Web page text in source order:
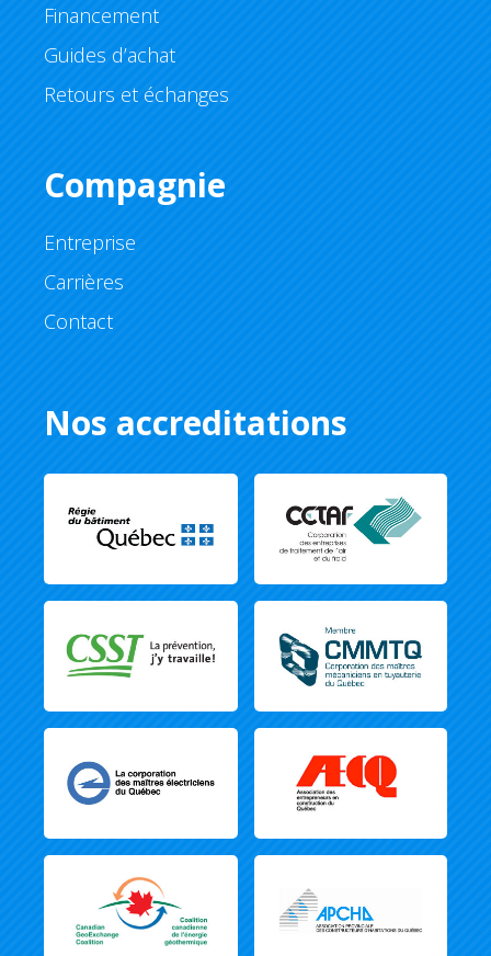
Financement
Guides d’achat
Retours et échanges
Compagnie
Entreprise
Carrières
Contact
Nos accreditations